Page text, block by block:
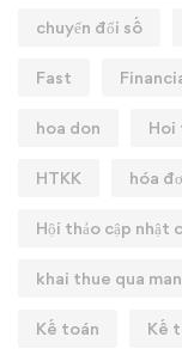
chuyển đổi số
Fast
hoa don Hoi
HTKK hóa
Hội thảo cập nhật
khai thue qua
Kế toán Kế